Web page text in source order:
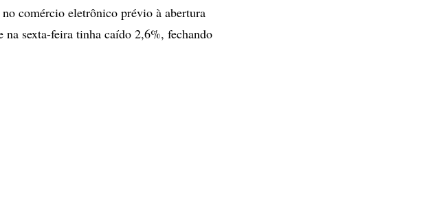
comércio eletrônico prévio à abertura
sexta-feira tinha caído 2,6%, fechando